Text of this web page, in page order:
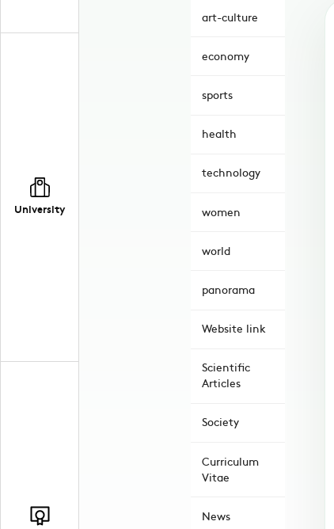
University
art-culture
economy
sports
health
technology
women
world
panorama
Website link
Scientific
Articles
Society
Curriculum
Vitae
News